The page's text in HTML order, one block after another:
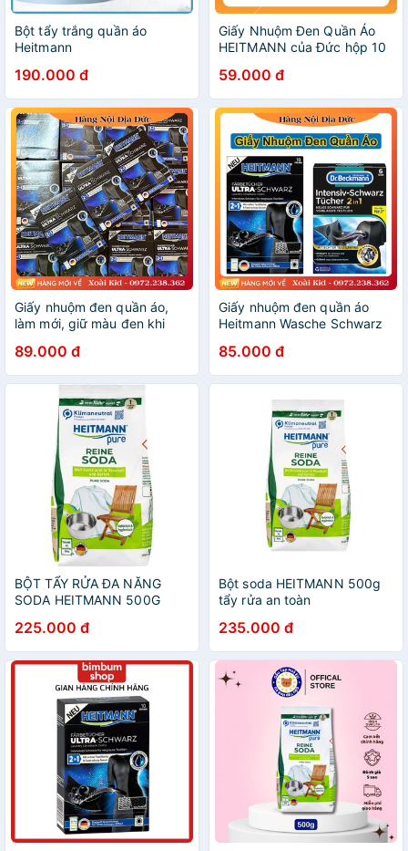
Bột tẩy trắng quần áo
Heitmann
190.000 đ
Giấy Nhuộm Đen Quần Áo
HEITMANN của Đức hộp 10
59.000 đ
Giấy nhuộm đen quần áo,
làm mới, giữ màu đen khi
Beckmann Đức -Mẫu mới
nhất Đủ Bill
89.000 đ
Giấy nhuộm đen quần áo
Heitmann Wasche Schwarz
nhất
85.000 đ
BỘT TẨY RỬA ĐA NĂNG
SODA HEITMANN 500G
225.000 đ
Bột soda HEITMANN 500g
tẩy rửa an toàn
235.000 đ